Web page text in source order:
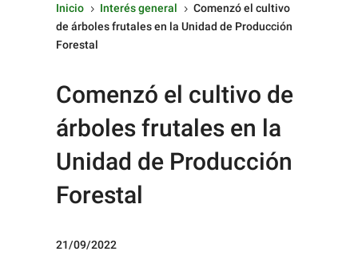
Inicio 5 Interés general 5 Comenzó el cultivo
de árboles frutales en la Unidad de Producción
Forestal
Comenzó el cultivo de
árboles frutales en la
Unidad de Producción
Forestal
21/09/2022